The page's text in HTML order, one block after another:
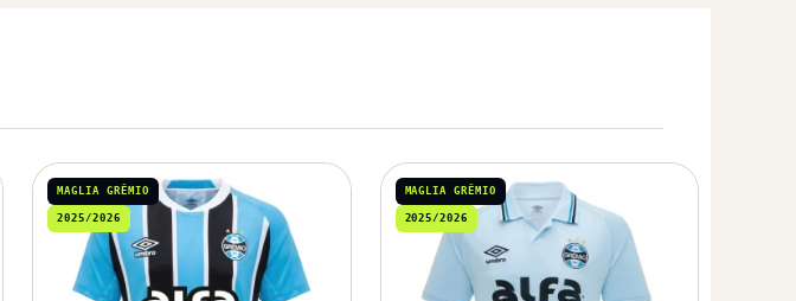
MAGLIA GRÊMIO
2025/2026
MAGLIA GRÊMIO
2025/2026